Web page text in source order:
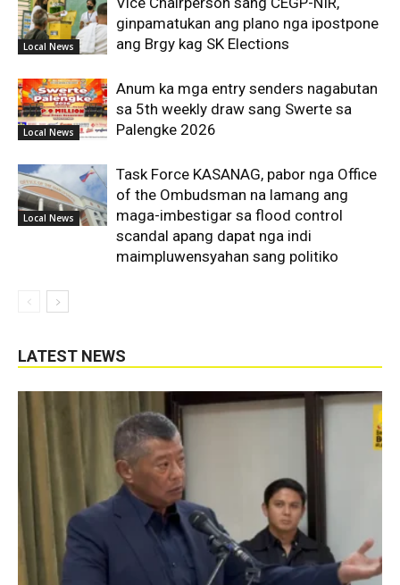
Local News
ginpamatukan ang plano nga ipostpone
ang Brgy kag SK Elections
Local News
Anum ka mga entry senders nagabutan
sa 5th weekly draw sang Swerte sa
Palengke 2026
Local News
Task Force KASANAG, pabor nga Office
of the Ombudsman na lamang ang
maga-imbestigar sa flood control
scandal apang dapat nga indi
maimpluwensyahan sang politiko
LATEST NEWS